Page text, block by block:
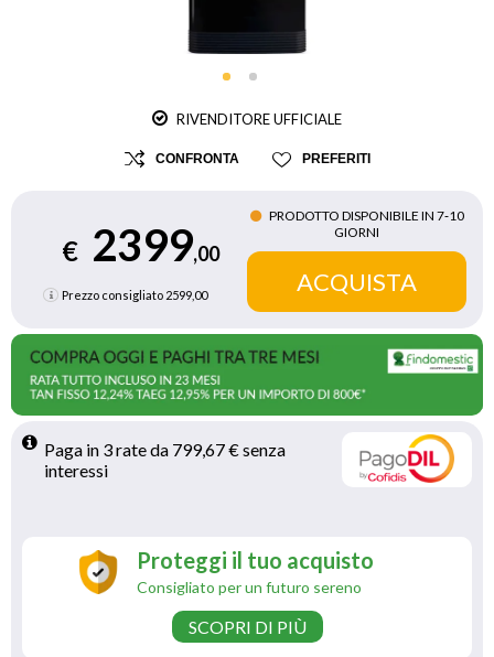
RIVENDITORE UFFICIALE
CONFRONTA PREFERITI
€ 2399,00
Prezzo consigliato 2599,00
PRODOTTO DISPONIBILE IN 7‑10
GIORNI
Paga in 3 rate da 799,67 € senza
interessi
Proteggi il tuo acquisto
Consigliato per un futuro sereno
SCOPRI DI PIÙ